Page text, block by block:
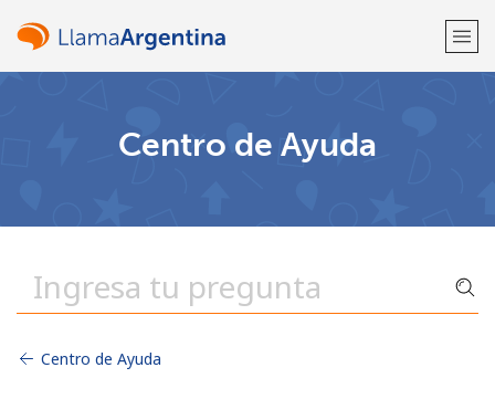
Centro de Ayuda
Centro de Ayuda